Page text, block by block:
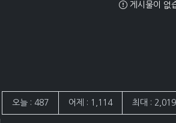
게시물이 없
접속자집계
오늘 : 487 어제 : 1,114 최대 : 2,019